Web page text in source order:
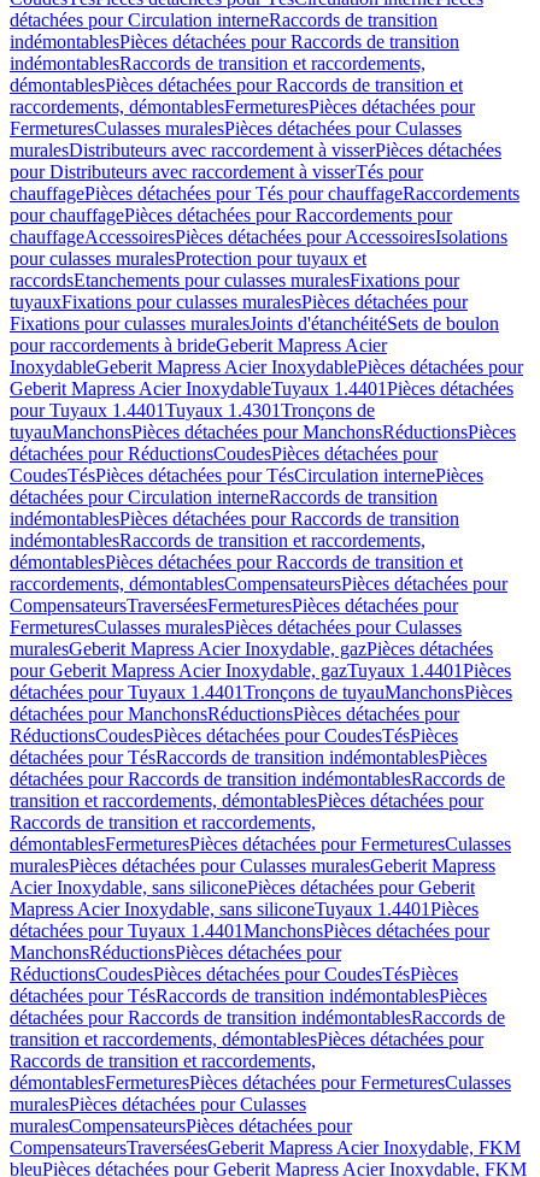
détachées pour Circulation interneRaccords de transition
indémontablesPièces détachées pour Raccords de transition
indémontablesRaccords de transition et raccordements,
démontablesPièces détachées pour Raccords de transition et
raccordements, démontablesFermeturesPièces détachées pour
FermeturesCulasses muralesPièces détachées pour Culasses
muralesDistributeurs avec raccordement à visserPièces détachées
pour Distributeurs avec raccordement à visserTés pour
chauffagePièces détachées pour Tés pour chauffageRaccordements
pour chauffagePièces détachées pour Raccordements pour
chauffageAccessoiresPièces détachées pour AccessoiresIsolations
pour culasses muralesProtection pour tuyaux et
raccordsEtanchements pour culasses muralesFixations pour
tuyauxFixations pour culasses muralesPièces détachées pour
Fixations pour culasses muralesJoints d'étanchéitéSets de boulon
pour raccordements à brideGeberit Mapress Acier
InoxydableGeberit Mapress Acier InoxydablePièces détachées pour
Geberit Mapress Acier InoxydableTuyaux 1.4401Pièces détachées
pour Tuyaux 1.4401Tuyaux 1.4301Tronçons de
tuyauManchonsPièces détachées pour ManchonsRéductionsPièces
détachées pour RéductionsCoudesPièces détachées pour
CoudesTésPièces détachées pour TésCirculation internePièces
détachées pour Circulation interneRaccords de transition
indémontablesPièces détachées pour Raccords de transition
indémontablesRaccords de transition et raccordements,
démontablesPièces détachées pour Raccords de transition et
raccordements, démontablesCompensateursPièces détachées pour
CompensateursTraverséesFermeturesPièces détachées pour
FermeturesCulasses muralesPièces détachées pour Culasses
muralesGeberit Mapress Acier Inoxydable, gazPièces détachées
pour Geberit Mapress Acier Inoxydable, gazTuyaux 1.4401Pièces
détachées pour Tuyaux 1.4401Tronçons de tuyauManchonsPièces
détachées pour ManchonsRéductionsPièces détachées pour
RéductionsCoudesPièces détachées pour CoudesTésPièces
détachées pour TésRaccords de transition indémontablesPièces
détachées pour Raccords de transition indémontablesRaccords de
transition et raccordements, démontablesPièces détachées pour
Raccords de transition et raccordements,
démontablesFermeturesPièces détachées pour FermeturesCulasses
muralesPièces détachées pour Culasses muralesGeberit Mapress
Acier Inoxydable, sans siliconePièces détachées pour Geberit
Mapress Acier Inoxydable, sans siliconeTuyaux 1.4401Pièces
détachées pour Tuyaux 1.4401ManchonsPièces détachées pour
ManchonsRéductionsPièces détachées pour
RéductionsCoudesPièces détachées pour CoudesTésPièces
détachées pour TésRaccords de transition indémontablesPièces
détachées pour Raccords de transition indémontablesRaccords de
transition et raccordements, démontablesPièces détachées pour
Raccords de transition et raccordements,
démontablesFermeturesPièces détachées pour FermeturesCulasses
muralesPièces détachées pour Culasses
muralesCompensateursPièces détachées pour
CompensateursTraverséesGeberit Mapress Acier Inoxydable, FKM
bleuPièces détachées pour Geberit Mapress Acier Inoxydable, FKM